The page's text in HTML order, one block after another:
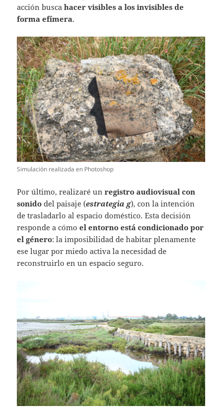
acción buscahacer visibles a los invisibles de
forma efímera.
Simulación realizada en Photoshop
Por último, realizaré unregistro audiovisual con
sonido del paisaje (estrategia g), con la intención
de trasladarlo al espacio doméstico. Esta decisión
responde a cómoel entorno está condicionado por
el género: la imposibilidad de habitar plenamente
ese lugar por miedo activa la necesidad de
reconstruirlo en un espacio seguro.